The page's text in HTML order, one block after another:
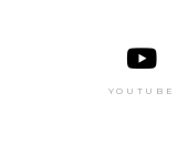
YOUTUBE